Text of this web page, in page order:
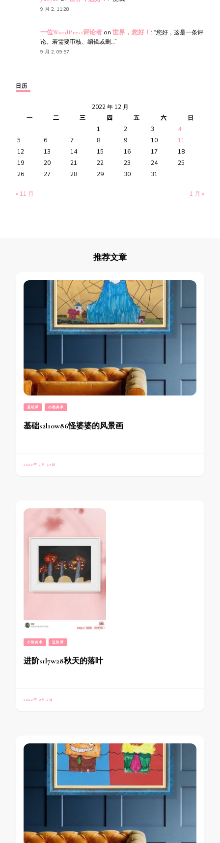
9 月 2, 11:28
一位WordPress评论者 on 世界，您好！ : “您好，这是一条评
论。若需要审核、编辑或删…”
9 月 2, 09:57
日历
2022 年 12 月
一
二 三 四 五 六
日
1
2 3
4
5
6 7 8 9 10
11
12
13 14 15 16 17
18
19
20 21 22 23 24
25
26
27 28 29 30 31
« 11 月 1 月 »
推荐文章
基础课 小熊美术
基础s2l10w86怪婆婆的风景画
2023年 2月 14日
小熊美术 进阶课
进阶s1l7w28秋天的落叶
2022年 9月 2日